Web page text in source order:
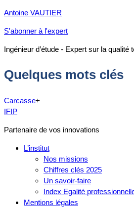
Antoine VAUTIER
S'abonner à l'expert
Ingénieur d’étude - Expert sur la qualité
Quelques mots clés
Carcasse+
IFIP
Partenaire de vos innovations
L’institut
Nos missions
Chiffres clés 2025
Un savoir-faire
Index Egalité
Mentions légales